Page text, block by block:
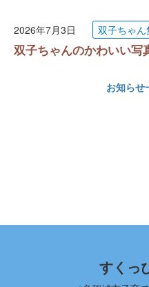
2026年7月3日 双子ちゃん
双子ちゃんのかわいい写
お知らせ
すくっ